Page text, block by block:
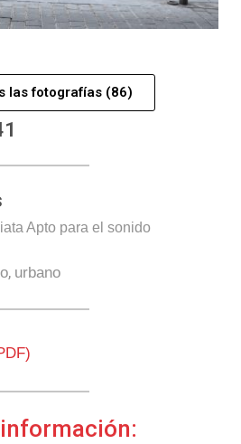
las fotografías (86)
Apto para el sonido
, urbano